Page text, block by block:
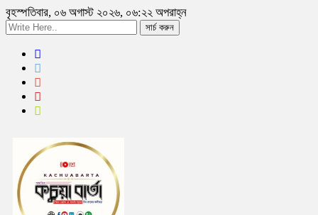
বৃহস্পতিবার, ০৬ অগাস্ট ২০২৬, ০৬:২২ অপরাহ্ন
সার্চ করুন